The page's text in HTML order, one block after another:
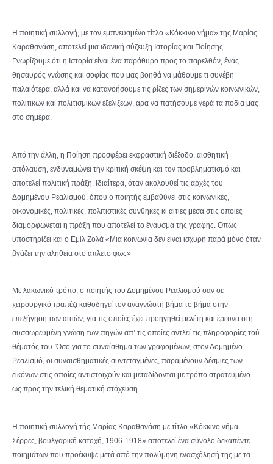
Η ποιητική συλλογή, με τον εμπνευσμένο τίτλο «Κόκκινο νήμα» της Μαρίας
Καραθανάση, αποτελεί μια ιδανική σύζευξη Ιστορίας και Ποίησης.
Γνωρίζουμε ότι η Ιστορία είναι ένα παράθυρο προς το παρελθόν, ένας
θησαυρός γνώσης και σοφίας που μας βοηθά να μάθουμε τι συνέβη
παλαιότερα, αλλά και να κατανοήσουμε τις ρίζες των σημερινών κοινωνικών,
πολιτικών και πολιτισμικών εξελίξεων, άρα να πατήσουμε γερά τα πόδια μας
στο σήμερα.
Από την άλλη, η Ποίηση προσφέρει εκφραστική διέξοδο, αισθητική
απόλαυση, ενδυναμώνει την κριτική σκέψη και τον προβληματισμό και
αποτελεί πολιτική πράξη. Ιδιαίτερα, όταν ακολουθεί τις αρχές του
Δομημένου Ρεαλισμού, όπου ο ποιητής εμβαθύνει στις κοινωνικές,
οικονομικές, πολιτικές, πολιτιστικές συνθήκες κι αιτίες μέσα στις οποίες
διαμορφώνεται η πράξη που αποτελεί το έναυσμα της γραφής. Όπως
υποστηρίζει και ο Εμίλ Ζολά «Μια κοινωνία δεν είναι ισχυρή παρά μόνο όταν
βγάζει την αλήθεια στο άπλετο φως»
Με λακωνικό τρόπο, ο ποιητής του Δομημένου Ρεαλισμού σαν σε
χειρουργικό τραπέζι καθοδηγεί τον αναγνώστη βήμα το βήμα στην
επεξήγηση των αιτιών, για τις οποίες έχει προηγηθεί μελέτη και έρευνα στη
συσσωρευμένη γνώση των πηγών απ’ τις οποίες αντλεί τις πληροφορίες τού
θέματός του. Όσο για το συναίσθημα των γραφομένων, στον Δομημένο
Ρεαλισμό, οι συναισθηματικές συντεταγμένες, παραμένουν δέσμιες των
εικόνων στις οποίες αντιστοιχούν και μεταδίδονται με τρόπο στρατευμένο
ως προς την τελική θεματική στόχευση.
Η ποιητική συλλογή τής Μαρίας Καραθανάση με τίτλο «Κόκκινο νήμα.
Σέρρες, βουλγαρική κατοχή, 1906-1918» αποτελεί ένα σύνολο δεκαπέντε
ποιημάτων που προέκυψε μετά από την πολύμηνη ενασχόλησή της με τα